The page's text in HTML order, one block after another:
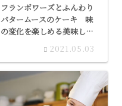
フランボワーズとふんわり
バタームースのケーキ 味
の変化を楽しめる美味しい
2021.05.03